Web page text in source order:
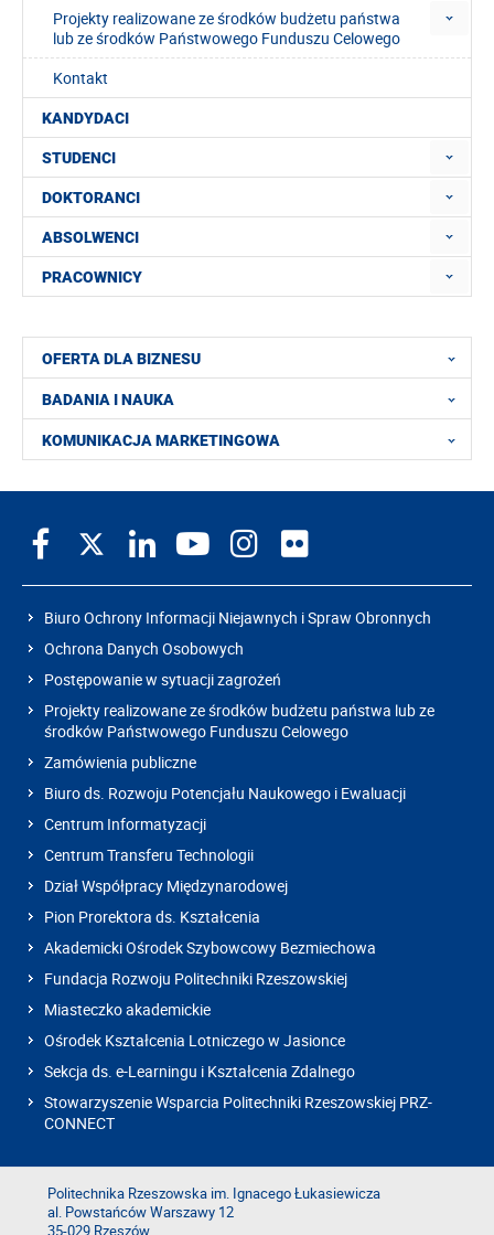
Projekty realizowane ze środków budżetu państwa
lub ze środków Państwowego Funduszu Celowego
Kontakt
KANDYDACI
STUDENCI
DOKTORANCI
ABSOLWENCI
PRACOWNICY
OFERTA DLA BIZNESU
BADANIA I NAUKA
KOMUNIKACJA MARKETINGOWA
Biuro Ochrony Informacji Niejawnych i Spraw Obronnych
Ochrona Danych Osobowych
Postępowanie w sytuacji zagrożeń
Projekty realizowane ze środków budżetu państwa lub ze
środków Państwowego Funduszu Celowego
Zamówienia publiczne
Biuro ds. Rozwoju Potencjału Naukowego i Ewaluacji
Centrum Informatyzacji
Centrum Transferu Technologii
Dział Współpracy Międzynarodowej
Pion Prorektora ds. Kształcenia
Akademicki Ośrodek Szybowcowy Bezmiechowa
Fundacja Rozwoju Politechniki Rzeszowskiej
Miasteczko akademickie
Ośrodek Kształcenia Lotniczego w Jasionce
Sekcja ds. e-Learningu i Kształcenia Zdalnego
Stowarzyszenie Wsparcia Politechniki Rzeszowskiej PRZ-
CONNECT
Politechnika Rzeszowska im. Ignacego Łukasiewicza
al. Powstańców Warszawy 12